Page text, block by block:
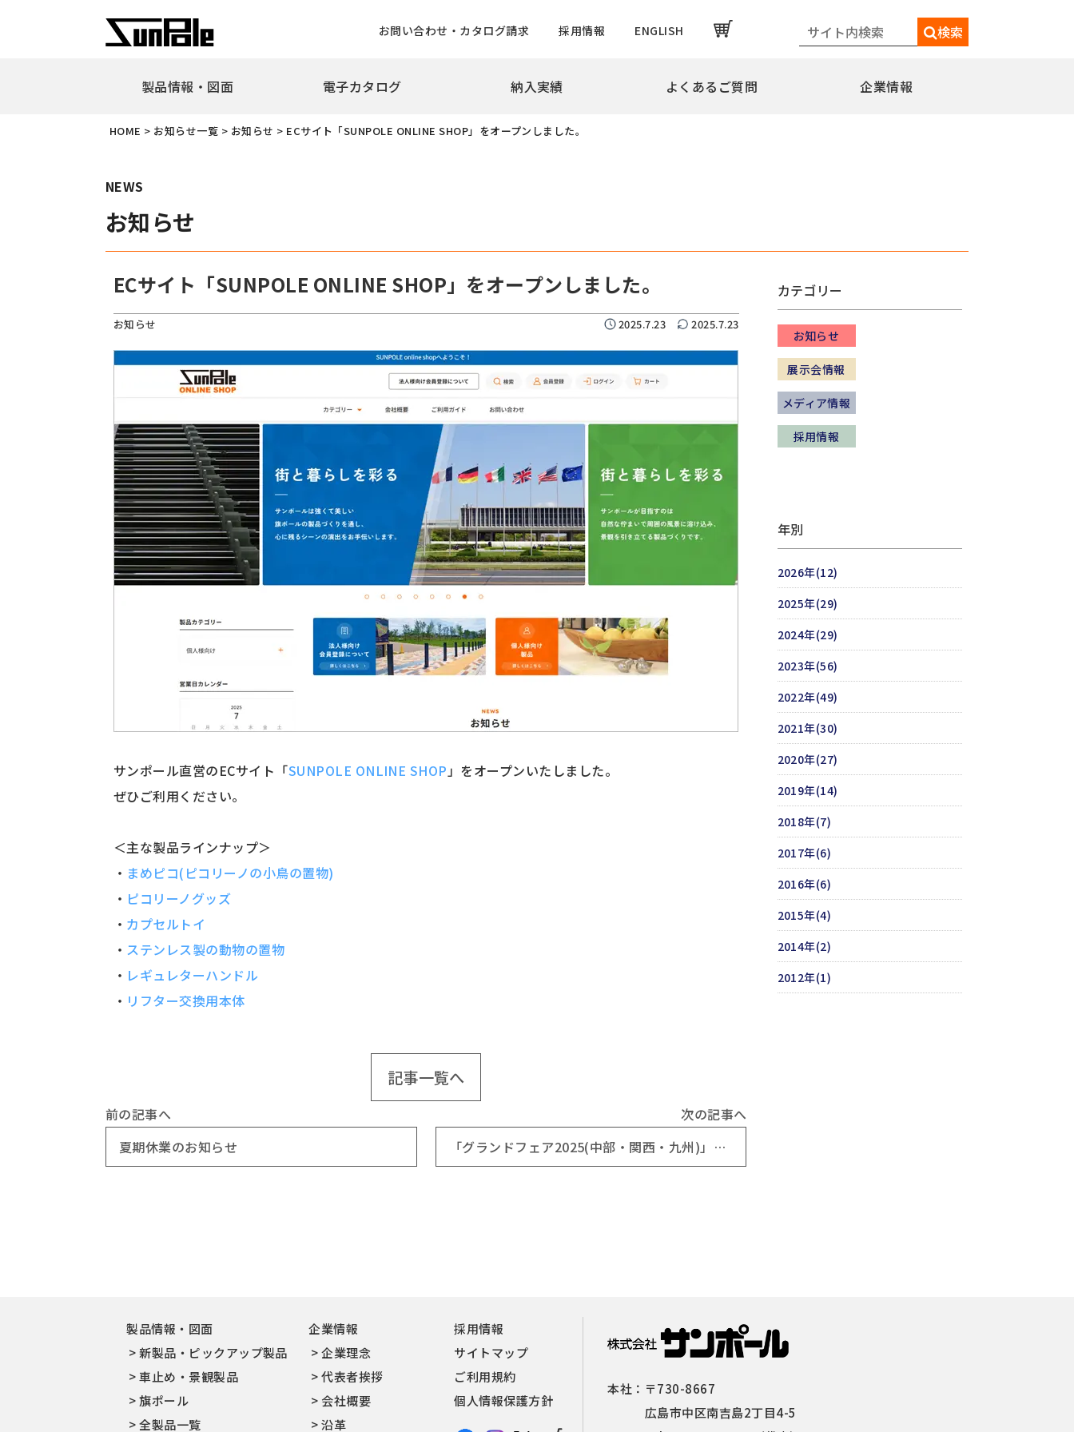
お問い合わせ・カタログ請求 採用情報 ENGLISH 検索
製品情報・図面
新製品・ピックアップ製品
車止め・景観製品
ユニバーサルデザインゲート
ガードコーン
横断防止柵
手すり(サンリード)
照明内蔵シリーズ
電動チェーンゲート
その他
部品
旗ポール
ハンドル型テーパーポール特別仕様
のぼりポール
バナーポールBPNタイプ
ミニフラッガー
コミュニティポール
交換用部品
電子カタログ 納入実績 よくあるご質問 企業情報
HOME > お知らせ一覧 > お知らせ > ECサイト「SUNPOLE ONLINE SHOP」をオープンしました。
NEWS
お知らせ
ECサイト「SUNPOLE ONLINE SHOP」をオープンしました。
お知らせ 2025.7.23 2025.7.23
サンポール直営のECサイト「SUNPOLE ONLINE SHOP」をオープンいたしました。
ぜひご利用ください。
＜主な製品ラインナップ＞
・ まめピコ(ピコリーノの小鳥の置物)
・ ピコリーノグッズ
・ カプセルトイ
・ ステンレス製の動物の置物
・ レギュレターハンドル
・ リフター交換用本体
記事一覧へ
前の記事へ
夏期休業のお知らせ
次の記事へ
「グランドフェア2025(中部・関西・九州)」出展のお知らせ
カテゴリー
お知らせ
展示会情報
メディア情報
採用情報
年別
2026年(12)
2025年(29)
2024年(29)
2023年(56)
2022年(49)
2021年(30)
2020年(27)
2019年(14)
2018年(7)
2017年(6)
2016年(6)
2015年(4)
2014年(2)
2012年(1)
製品情報・図面
新製品・ピックアップ製品
車止め・景観製品
旗ポール
全製品一覧
企業情報
企業理念
代表者挨拶
会社概要
沿革
採用情報
サイトマップ
ご利用規約
個人情報保護方針
本社： 〒730-8667
広島市中区南吉島2丁目4-5